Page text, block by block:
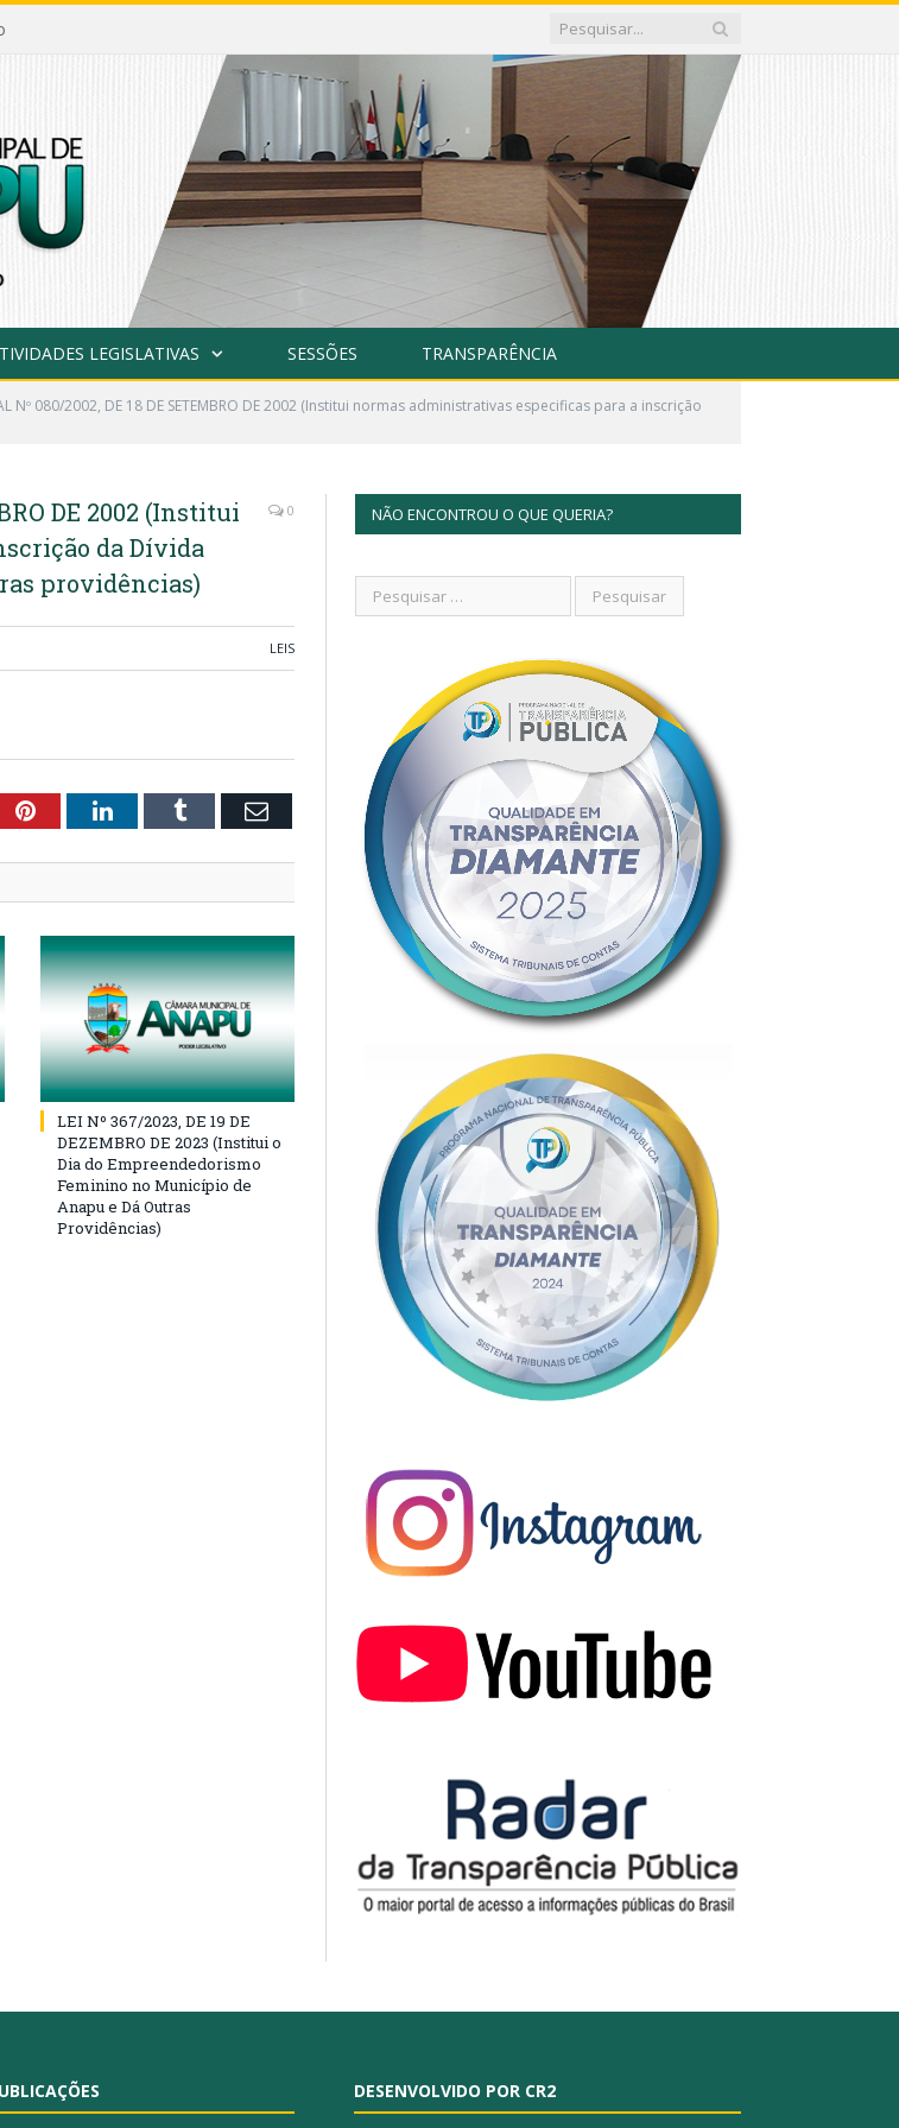
LEGISLATIVAS SESSÕES TRANSPARÊNCIA
Nº 080/2002, DE 18 DE SETEMBRO DE 2002 (Institui normas administrativas especificas para a inscrição
DE 2002 (Institui
da Dívida
providências)
0
LEIS
PinterestLinkedInTumblr Email
LEI Nº 367/2023, DE 19 DE
DEZEMBRO DE 2023 (Institui o
Dia do Empreendedorismo
Feminino no Município de
Anapu e Dá Outras
Providências)
NÃO ENCONTROU O QUE QUERIA?
DESENVOLVIDO POR CR2